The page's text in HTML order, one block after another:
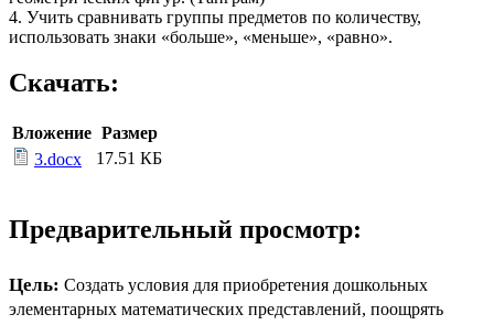
4. Учить сравнивать группы предметов по количеству,
использовать знаки «больше», «меньше», «равно».
Скачать:
Вложение Размер
3.docx
17.51 КБ
Предварительный просмотр:
Цель: Создать условия для приобретения дошкольных
элементарных математических представлений, поощрять